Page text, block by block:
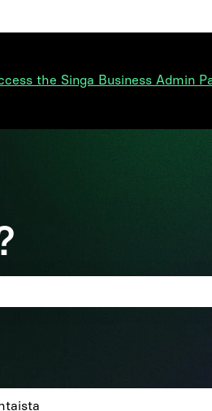
the Singa Business Admin